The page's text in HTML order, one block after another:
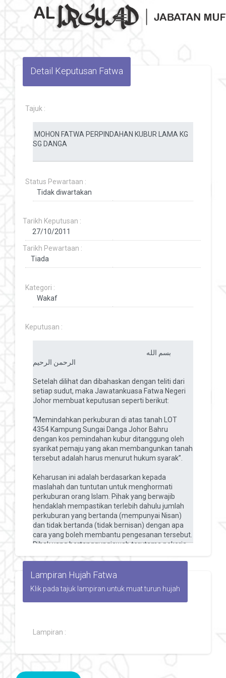
Toggle navigation
Detail Keputusan Fatwa
Tajuk :
Status Pewartaan :
Tarikh Keputusan :
Tarikh Pewartaan :
Kategori :
Keputusan :
Lampiran Hujah Fatwa
Klik pada tajuk lampiran untuk muat turun hujah
Lampiran :